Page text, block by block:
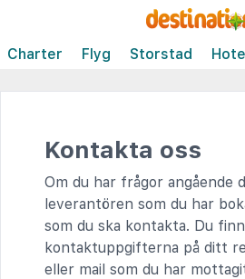
Charter Flyg Storstad
Kontakta oss
Om du har frågor angående
leverantören som du har
som du ska kontakta. Du
kontaktuppgifterna på ditt
eller mail som du har